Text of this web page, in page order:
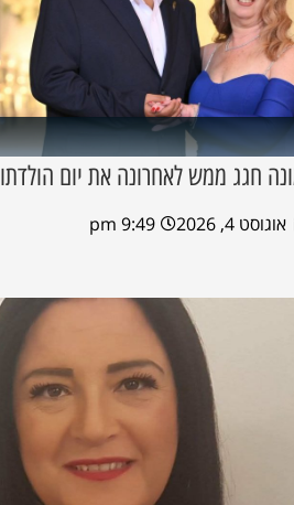
חגג ממש לאחרונה את יום הולדתו
אוגוסט 4, 2026 9:49 pm